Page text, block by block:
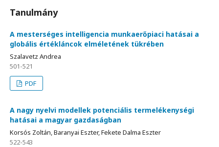
Tanulmány
A mesterséges intelligencia munkaerőpiaci hatásai a
globális értékláncok elméletének tükrében
Szalavetz Andrea
501-521
PDF
A nagy nyelvi modellek potenciális termelékenységi
hatásai a magyar gazdaságban
Korsós Zoltán, Baranyai Eszter, Fekete Dalma Eszter
522-543